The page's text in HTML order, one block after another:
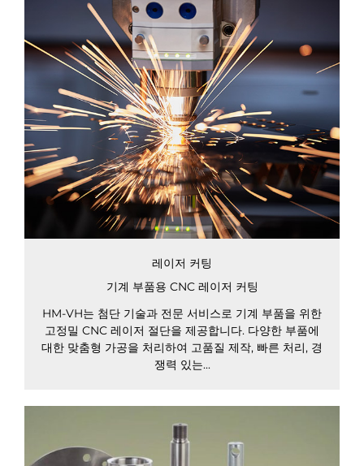
레이저 커팅
기계 부품용 CNC 레이저 커팅
HM-VH는 첨단 기술과 전문 서비스로 기계 부품을 위한
고정밀 CNC 레이저 절단을 제공합니다. 다양한 부품에
대한 맞춤형 가공을 처리하여 고품질 제작, 빠른 처리, 경
쟁력 있는...